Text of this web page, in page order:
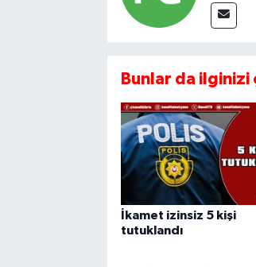
Bunlar da ilginizi
İkamet izinsiz 5 kişi
tutuklandı